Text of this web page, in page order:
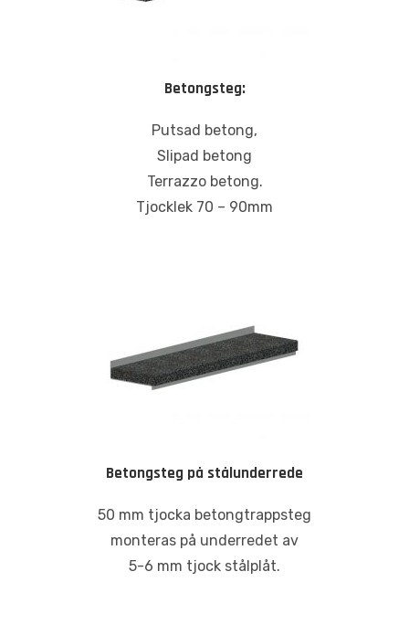
Betongsteg:
Putsad betong,
Slipad betong
Terrazzo betong.
Tjocklek 70 – 90mm
Betongsteg på stålunderrede
50 mm tjocka betongtrappsteg
monteras på underredet av
5-6 mm tjock stålplåt.